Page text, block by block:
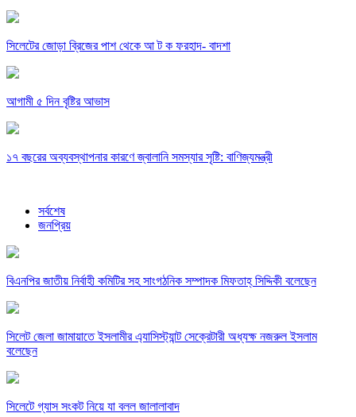
সিলেটের জোড়া ব্রিজের পাশ থেকে আ ট ক ফরহাদ- বাদশা
আগামী ৫ দিন বৃষ্টির আভাস
১৭ বছরের অব্যবস্থাপনার কারণে জ্বালানি সমস্যার সৃষ্টি: বাণিজ্যমন্ত্রী
সর্বশেষ
জনপ্রিয়
বিএনপির জাতীয় নির্বাহী কমিটির সহ সাংগঠনিক সম্পাদক মিফতাহ্ সিদ্দিকী বলেছেন
সিলেট জেলা জামায়াতে ইসলামীর এ্যাসিস্ট্যান্ট সেক্রেটারী অধ্যক্ষ নজরুল ইসলাম
বলেছেন
সিলেটে গ্যাস সংকট নিয়ে যা বলল জালালাবাদ